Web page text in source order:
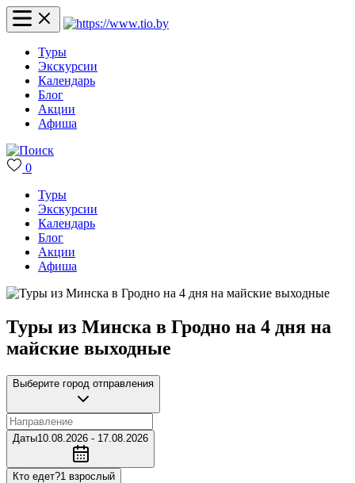
Туры
Экскурсии
Календарь
Блог
Акции
Афиша
0
Туры
Экскурсии
Календарь
Блог
Акции
Афиша
Туры из Минска в Гродно на 4 дня на
майские выходные
Выберите город отправления
Даты10.08.2026 - 17.08.2026
Кто едет?1 взрослый